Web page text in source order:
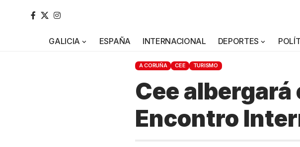
GALICIA ESPAÑA INTERNACIONAL DEPORTES
A CORUÑA CEE TURISMO
Cee
Encontro